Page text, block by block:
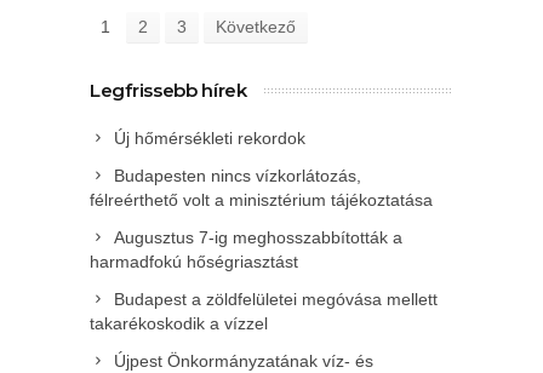
1 2 3 Következő
Legfrissebb hírek
Új hőmérsékleti rekordok
Budapesten nincs vízkorlátozás,
félreérthető volt a minisztérium tájékoztatása
Augusztus 7-ig meghosszabbították a
harmadfokú hőségriasztást
Budapest a zöldfelületei megóvása mellett
takarékoskodik a vízzel
Újpest Önkormányzatának víz- és